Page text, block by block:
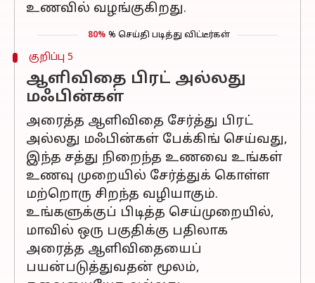
உணவில் வழங்குகிறது.
80% % செய்தி படித்து விட்டீர்கள்
குறிப்பு 5
ஆளிவிதை பிரட் அல்லது
மஃபின்கள்
அரைத்த ஆளிவிதை சேர்த்து பிரட்
அல்லது மஃபின்கள் பேக்கிங் செய்வது,
இந்த சத்து நிறைந்த உணவை உங்கள்
உணவு முறையில் சேர்த்துக் கொள்ள
மற்றொரு சிறந்த வழியாகும்.
உங்களுக்குப் பிடித்த செய்முறையில்,
மாவில் ஒரு பகுதிக்கு பதிலாக
அரைத்த ஆளிவிதையைப்
பயன்படுத்துவதன் மூலம்,